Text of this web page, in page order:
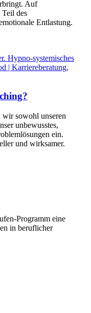
Auf
Teil des
Entlastung.
wir sowohl unseren
unbewusstes,
ein.
und wirksamer.
Programm eine
in beruflicher